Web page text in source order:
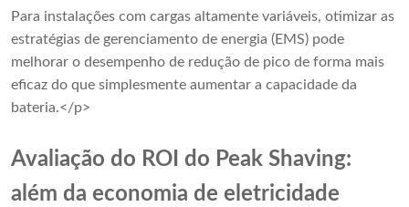
Para instalações com cargas altamente variáveis, otimizar as
estratégias de gerenciamento de energia (EMS) pode
melhorar o desempenho de redução de pico de forma mais
eficaz do que simplesmente aumentar a capacidade da
bateria.</p>
Avaliação do ROI do Peak Shaving:
além da economia de eletricidade